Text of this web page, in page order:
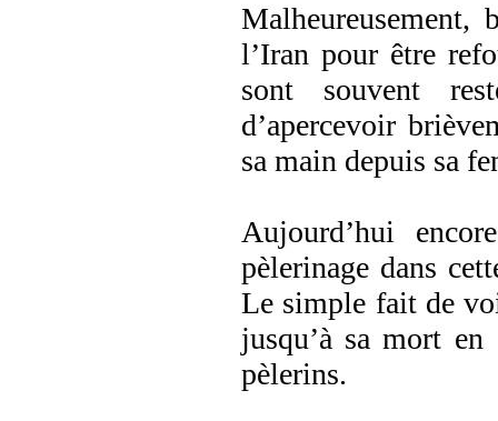
Malheureusement,
l’Iran pour être
sont souvent
d’apercevoir
sa main depuis sa
Aujourd’hui
pèlerinage dans
Le simple fait de
jusqu’à sa mort
pèlerins.